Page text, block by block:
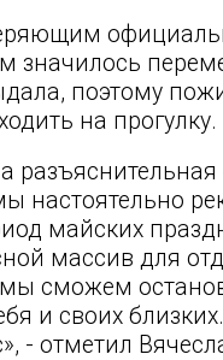
значилось
поэтому
на прогулку.
настоятельно
майских
массив для
мы сможем
и своих
- отметил